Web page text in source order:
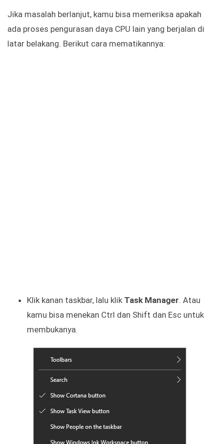
Jika masalah berlanjut, kamu bisa memeriksa apakah
ada proses pengurasan daya CPU lain yang berjalan di
latar belakang. Berikut cara mematikannya:
Klik kanan taskbar, lalu klik Task Manager. Atau
kamu bisa menekan Ctrl dan Shift dan Esc untuk
membukanya.